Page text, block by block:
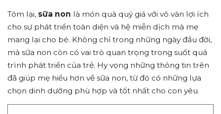
Tóm lại, sữa non là món quà quý giá với vô vàn lợi ích
cho sự phát triển toàn diện và hệ miễn dịch mà mẹ
mang lại cho bé. Không chỉ trong những ngày đầu đời,
mà sữa non còn có vai trò quan trọng trong suốt quá
trình phát triển của trẻ. Hy vọng những thông tin trên
đã giúp mẹ hiểu hơn về sữa non, từ đó có những lựa
chọn dinh dưỡng phù hợp và tốt nhất cho con yêu.